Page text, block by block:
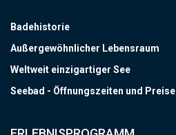
Badehistorie
Außergewöhnlicher Lebensraum
Weltweit einzigartiger See
Seebad - Öffnungszeiten und Preise